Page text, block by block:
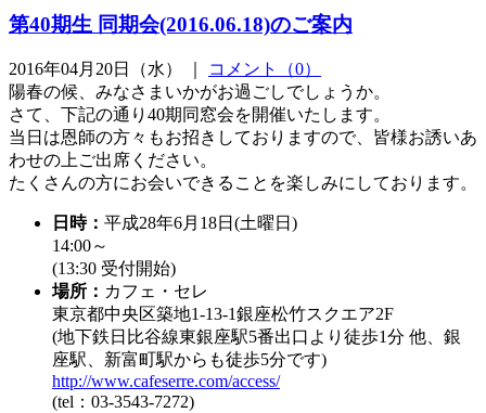
第40期生 同期会(2016.06.18)のご案内
2016年04月20日（水） ｜
コメント（0）
陽春の候、みなさまいかがお過ごしでしょうか。
さて、下記の通り40期同窓会を開催いたします。
当日は恩師の方々もお招きしておりますので、皆様お誘いあ
わせの上ご出席ください。
たくさんの方にお会いできることを楽しみにしております。
日時： 平成28年6月18日(土曜日)
14:00～
(13:30 受付開始)
場所： カフェ・セレ
東京都中央区築地1-13-1銀座松竹スクエア2F
(地下鉄日比谷線東銀座駅5番出口より徒歩1分 他、銀
座駅、新富町駅からも徒歩5分です)
http://www.cafeserre.com/access/
(tel：03‐3543‐7272)